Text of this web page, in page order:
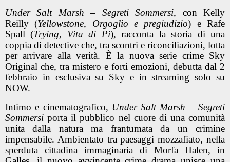
Under Salt Marsh – Segreti Sommersi, con Kelly
Reilly (Yellowstone, Orgoglio e pregiudizio) e Rafe
Spall (Trying, Vita di Pi), racconta la storia di una
coppia di detective che, tra scontri e riconciliazioni, lotta
per arrivare alla verità. È la nuova serie crime Sky
Original che, tra mistero e forti emozioni, debutta dal 2
febbraio in esclusiva su Sky e in streaming solo su
NOW.
Intimo e cinematografico, Under Salt Marsh – Segreti
Sommersiporta il pubblico nel cuore di una comunità
unita dalla natura ma frantumata da un crimine
impensabile. Ambientato tra paesaggi mozzafiato, nella
sperduta cittadina immaginaria di Morfa Halen, in